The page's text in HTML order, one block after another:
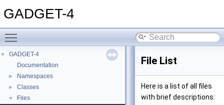
GADGET-4
▼
GADGET-4
Documentation
► Namespaces
► Classes
▼ Files
File List
Here is a list of all files
with brief descriptions: